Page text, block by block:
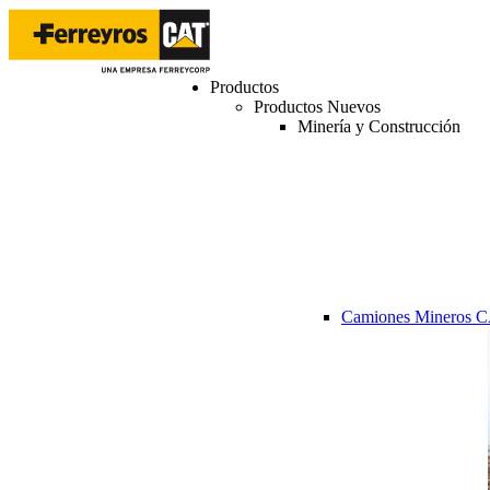
Productos
Productos Nuevos
Minería y Construcción
Camiones Mineros